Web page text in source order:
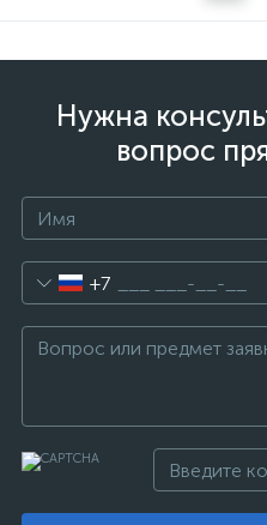
Нужна
вопрос
+7